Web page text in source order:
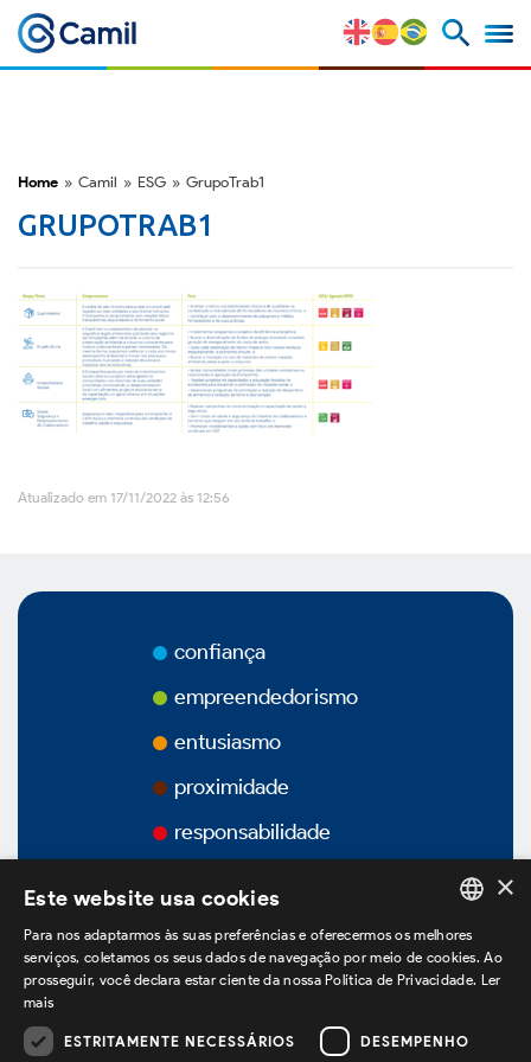
Estratégia e Vantagens
Fatores de Risco
M&A e Mercado de Capitais
Vídeos
Podcasts
Governança Corporativa
Visão Geral
Estatuto Social
Estrutura Acionária
Home » Camil » ESG » GrupoTrab1
GRUPOTRAB1
Atualizado em 17/11/2022 às 12:56
confiança
empreendedorismo
entusiasmo
proximidade
responsabilidade
PORTUGUESE
×
Este website usa cookies
Para nos adaptarmos às suas preferências e oferecermos os melhores
serviços, coletamos os seus dados de navegação por meio de cookies. Ao
prosseguir, você declara estar ciente da nossa Política de Privacidade. Ler
mais
ESTRITAMENTE NECESSÁRIOS DESEMPENHO